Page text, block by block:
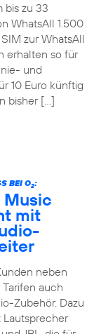
bis zu 33
WhatsAll 1.500
zur WhatsAll
erhalten so für
und
10 Euro künftig
bisher […]
BEI O2:
Music
mit
neben
auch
Zubehör. Dazu